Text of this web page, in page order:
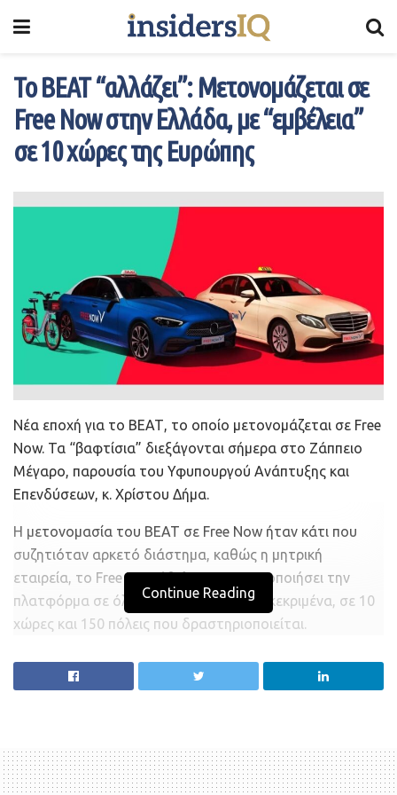
Το ΒΕΑΤ “αλλάζει”: Μετονομάζεται σε
Free Now στην Ελλάδα, με “εμβέλεια”
σε 10 χώρες της Ευρώπης
Νέα εποχή για το ΒΕΑΤ, το οποίο μετονομάζεται σε Free
Now. Τα “βαφτίσια” διεξάγονται σήμερα στο Ζάππειο
Μέγαρο, παρουσία του Υφυπουργού Ανάπτυξης και
Επενδύσεων, κ. Χρίστου Δήμα.
Η μετονομασία του ΒΕΑΤ σε Free Now ήταν κάτι που
συζητιόταν αρκετό διάστημα, καθώς η μητρική
εταιρεία, το Free Now ήθελε να ομογενοποιήσει την
πλατφόρμα σε όλη την Ευρώπη και συγκεκριμένα, σε 10
χώρες και 150 πόλεις που δραστηριοποιείται.
Μέτοχοι του Free Now είναι η BMW και η MERCEDES, οι
οποίες θέλουν, μετά την αυτοκίνηση, θα αποκτήσουν
Το Free Now θα λάβει ως “κληρονομιά” από το ΒΕΑΤ
περί τους 1,5 εκατ. επιβάτες και 8.000 συνεργαζόμενα
Continue Reading